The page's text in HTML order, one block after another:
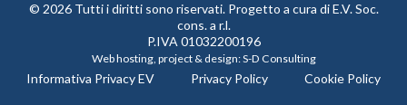
© 2026 Tutti i diritti sono riservati. Progetto a cura diE.V. Soc.
cons. a r.l.
P.IVA 01032200196
Web hosting, project & design:S-D Consulting
Informativa Privacy EV Privacy Policy Cookie Policy